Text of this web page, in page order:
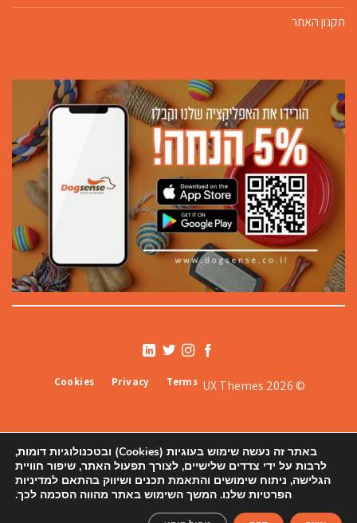
תקנון האתר
© 2026 UX Themes
Terms
Privacy
Cookies
אודותינו תקנון צור קשר ורשימת סניפים
באתר זה נעשה שימוש בעוגיות (Cookies) ובטכנולוגיות דומות,
לרבות על ידי צדדים שלישיים, לצורך תפעול האתר, שיפור חוויית
הגלישה, ניתוח שימושים והתאמת תכנים ושיווק בהתאם למדיניות
הפרטיות שלנו. המשך השימוש באתר מהווה הסכמה לכך.